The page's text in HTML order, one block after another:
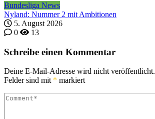
Bundesliga News
Nyland: Nummer 2 mit Ambitionen
5. August 2026
0
13
Schreibe einen Kommentar
Deine E-Mail-Adresse wird nicht veröffentlicht.
Felder sind mit * markiert